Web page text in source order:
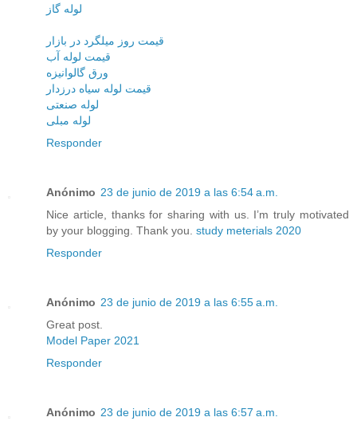
لوله گاز
قیمت روز میلگرد در بازار
قیمت لوله آب
ورق گالوانیزه
قیمت لوله سیاه درزدار
لوله صنعتی
لوله مبلی
Responder
Anónimo 23 de junio de 2019 a las 6:54 a.m.
Nice article, thanks for sharing with us. I’m truly motivated
by your blogging. Thank you. study meterials 2020
Responder
Anónimo 23 de junio de 2019 a las 6:55 a.m.
Great post.
Model Paper 2021
Responder
Anónimo 23 de junio de 2019 a las 6:57 a.m.